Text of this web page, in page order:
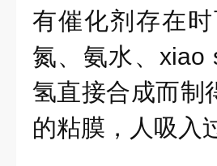
有催化剂存在
氮、氨水、xiao
氢直接合成而制
的粘膜，人吸入